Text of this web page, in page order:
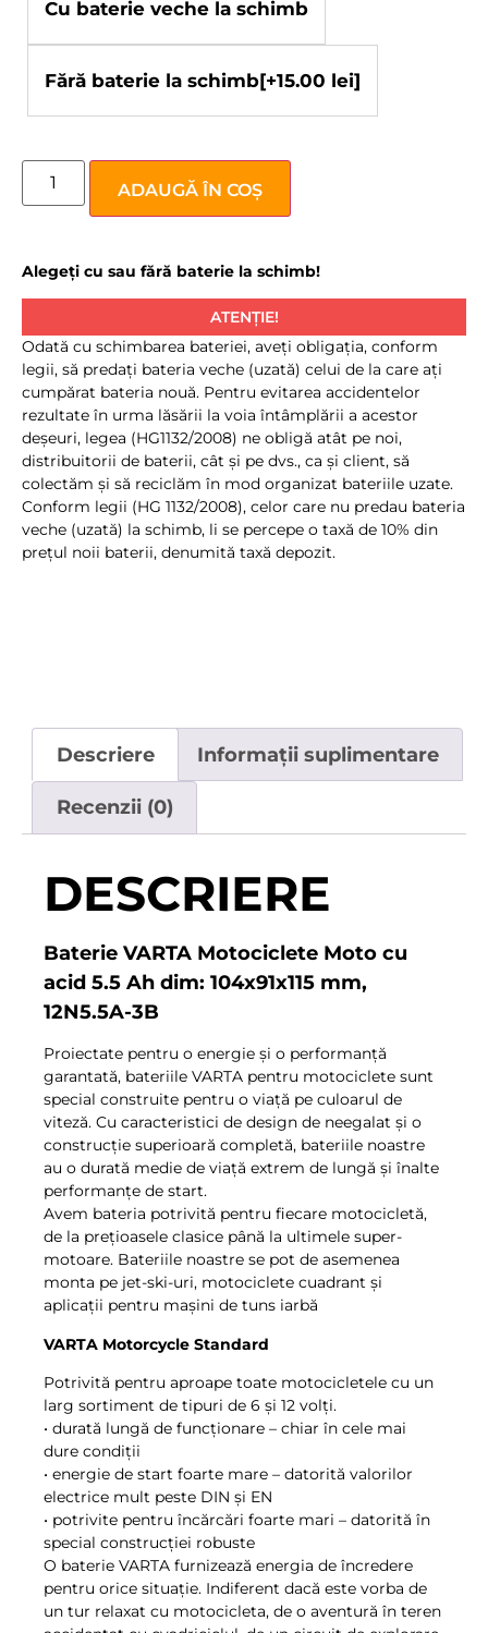
Cu baterie veche la schimb
Fără baterie la schimb[+15.00 lei]
ADAUGĂ ÎN COȘ
Alegeți cu sau fără baterie la schimb!
ATENȚIE!
Odată cu schimbarea bateriei, aveţi obligaţia, conform
legii, să predaţi bateria veche (uzată) celui de la care aţi
cumpărat bateria nouă. Pentru evitarea accidentelor
rezultate în urma lăsării la voia întâmplării a acestor
deşeuri, legea (HG1132/2008) ne obligă atât pe noi,
distribuitorii de baterii, cât şi pe dvs., ca şi client, să
colectăm şi să reciclăm în mod organizat bateriile uzate.
Conform legii (HG 1132/2008), celor care nu predau bateria
veche (uzată) la schimb, li se percepe o taxă de 10% din
preţul noii baterii, denumită taxă depozit.
Descriere Informații suplimentare
Recenzii (0)
DESCRIERE
Baterie VARTA Motociclete Moto cu
acid 5.5 Ah dim: 104x91x115 mm,
12N5.5A-3B
Proiectate pentru o energie și o performanță
garantată, bateriile VARTA pentru motociclete sunt
special construite pentru o viață pe culoarul de
viteză. Cu caracteristici de design de neegalat și o
construcție superioară completă, bateriile noastre
au o durată medie de viață extrem de lungă și înalte
performanțe de start.
Avem bateria potrivită pentru fiecare motocicletă,
de la prețioasele clasice până la ultimele super-
motoare. Bateriile noastre se pot de asemenea
monta pe jet-ski-uri, motociclete cuadrant și
aplicații pentru mașini de tuns iarbă
VARTA Motorcycle Standard
Potrivită pentru aproape toate motocicletele cu un
larg sortiment de tipuri de 6 și 12 volți.
• durată lungă de funcționare – chiar în cele mai
dure condiții
• energie de start foarte mare – datorită valorilor
electrice mult peste DIN și EN
• potrivite pentru încărcări foarte mari – datorită în
special construcției robuste
O baterie VARTA furnizează energia de încredere
pentru orice situaţie. Indiferent dacă este vorba de
un tur relaxat cu motocicleta, de o aventură în teren